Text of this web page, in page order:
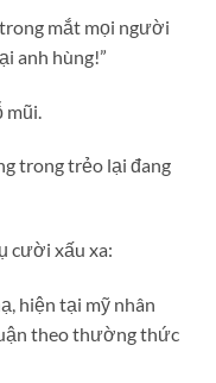
mắt mọi người
anh hùng!”
trong trẻo lại đang
cười xấu xa:
hiện tại mỹ nhân
theo thường thức